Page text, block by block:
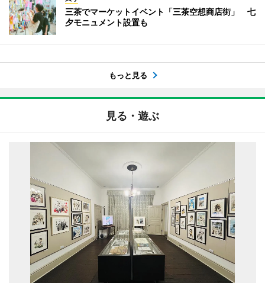
三茶でマーケットイベント「三茶空想商店街」 七
夕モニュメント設置も
もっと見る
見る・遊ぶ